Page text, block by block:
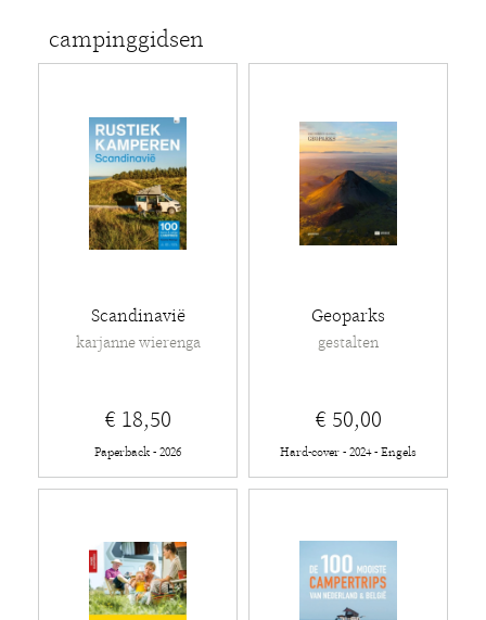
campinggidsen
Scandinavië
karjanne wierenga
€ 18,50
Paperback - 2026
Geoparks
gestalten
€ 50,00
Hard-cover - 2024 - Engels